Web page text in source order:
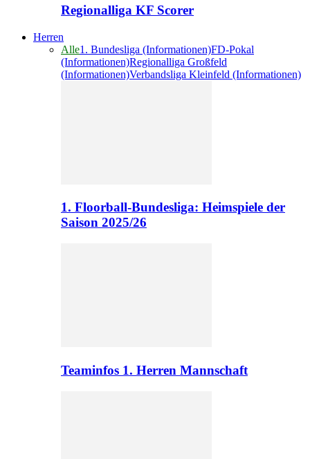
Regionalliga KF Scorer
Herren
Alle1. Bundesliga (Informationen)FD-Pokal
(Informationen)Regionalliga Großfeld
(Informationen)Verbandsliga Kleinfeld (Informationen)
1. Floorball-Bundesliga: Heimspiele der
Saison 2025/26
Teaminfos 1. Herren Mannschaft